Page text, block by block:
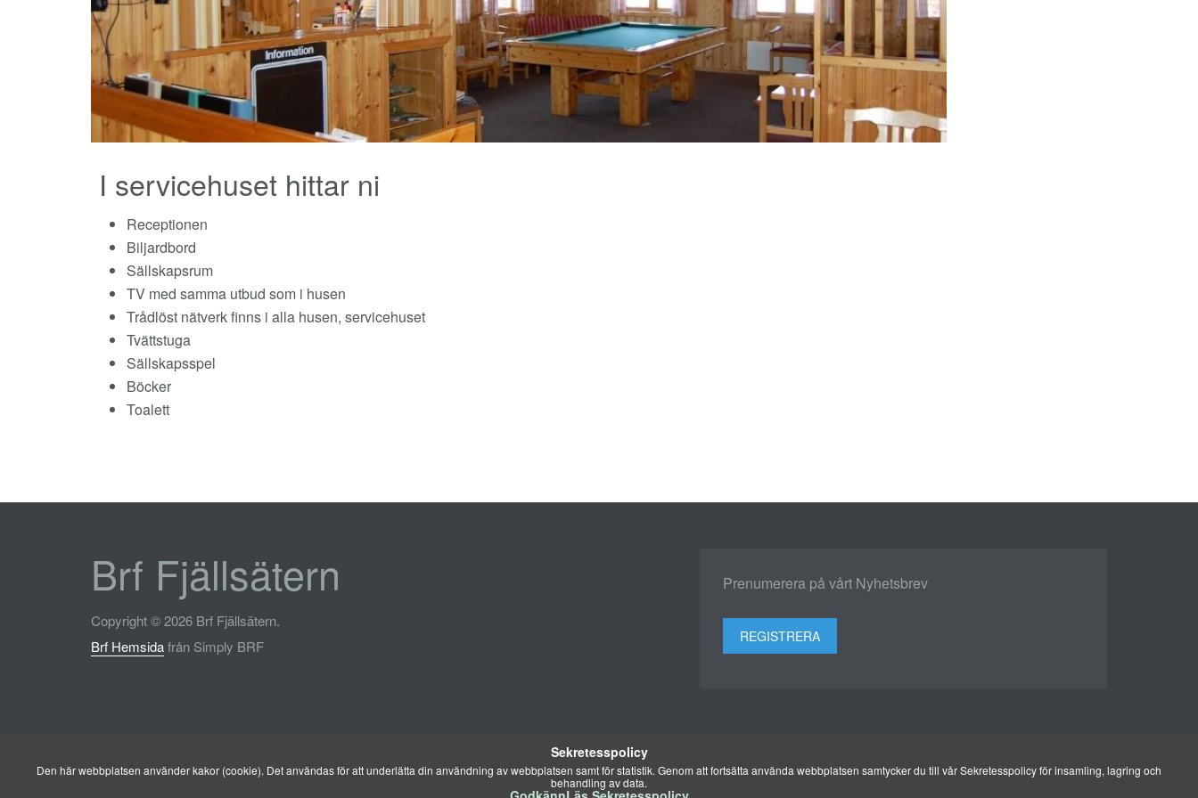
I servicehuset hittar ni
Receptionen
Biljardbord
Sällskapsrum
TV med samma utbud som i husen
Trådlöst nätverk finns i alla husen, servicehuset
Tvättstuga
Sällskapsspel
Böcker
Toalett
Brf Fjällsätern
Copyright © 2026 Brf Fjällsätern.
Brf Hemsidafrån Simply BRF
Prenumerera på vårt Nyhetsbrev
REGISTRERA
Sekretesspolicy
Den här webbplatsen använder kakor (cookie). Det användas för att underlätta din användning av webbplatsen samt för statistik. Genom att fortsätta använda webbplatsen samtycker du till vår Sekretesspolicy för insamling, lagring och
behandling av data.